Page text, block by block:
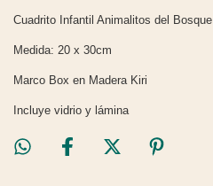
Cuadrito Infantil Animalitos del Bosque
Medida: 20 x 30cm
Marco Box en Madera Kiri
Incluye vidrio y lámina